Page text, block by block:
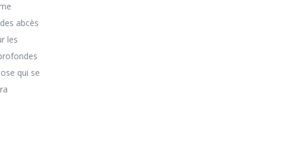
abcès
les
qui se